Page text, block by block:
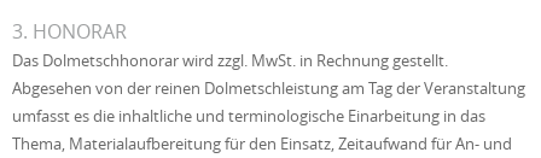
3. HONORAR
Das Dolmetschhonorar wird zzgl. MwSt. in Rechnung gestellt.
Abgesehen von der reinen Dolmetschleistung am Tag der Veranstaltung
umfasst es die inhaltliche und terminologische Einarbeitung in das
Thema, Materialaufbereitung für den Einsatz, Zeitaufwand für An- und